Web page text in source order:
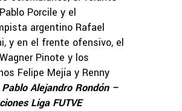
Porcile y el
argentino Rafael
y en el frente ofensivo, el
Pinote y los
Felipe Mejía y Renny
Pablo Alejandro Rondón –
Liga FUTVE